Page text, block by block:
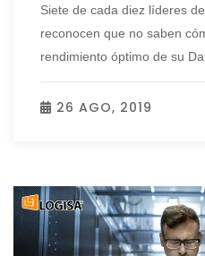
Siete de cada diez líderes
reconocen que no saben
rendimiento óptimo de su
26 AGO, 2019